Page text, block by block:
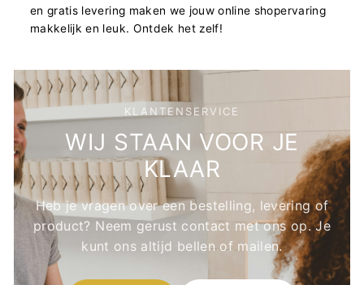
en gratis levering maken we jouw online shopervaring
makkelijk en leuk. Ontdek het zelf!
KLANTENSERVICE
WIJ STAAN VOOR JE
KLAAR
Heb je vragen over een bestelling, levering of
product? Neem gerust contact met ons op. Je
kunt ons altijd bellen of mailen.